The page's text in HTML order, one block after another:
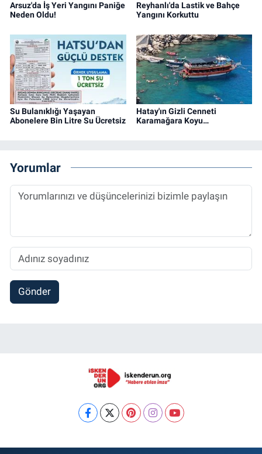
Arsuz'da İş Yeri Yangını Paniğe
Neden Oldu!
Reyhanlı'da Lastik ve Bahçe
Yangını Korkuttu
Su Bulanıklığı Yaşayan
Abonelere Bin Litre Su Ücretsiz
Hatay'ın Gizli Cenneti
Karamağara Koyu…
Yorumlar
Gönder